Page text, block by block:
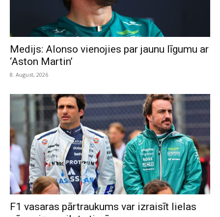
Medijs: Alonso vienojies par jaunu līgumu ar
‘Aston Martin’
8. August, 2026
F1 vasaras pārtraukums var izraisīt lielas